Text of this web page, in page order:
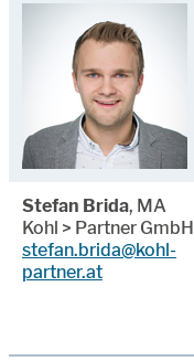
Stefan Brida, MA
Kohl > Partner GmbH
stefan.brida@kohl-
partner.at